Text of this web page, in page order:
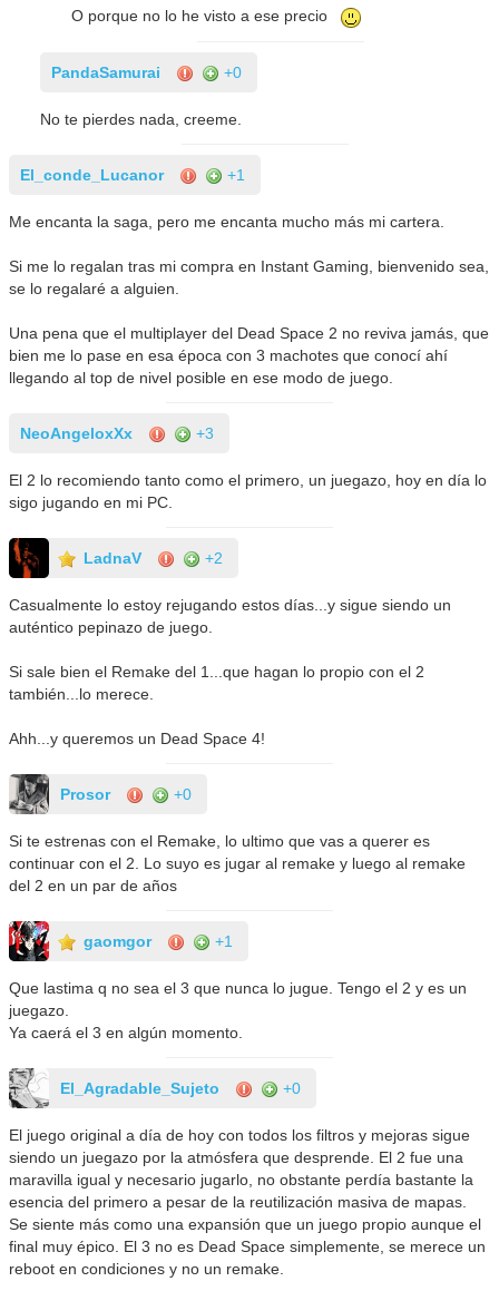
O porque no lo he visto a ese precio
PandaSamurai +0
No te pierdes nada, creeme.
El_conde_Lucanor +1
Me encanta la saga, pero me encanta mucho más mi cartera.
Si me lo regalan tras mi compra en Instant Gaming, bienvenido sea,
se lo regalaré a alguien.
Una pena que el multiplayer del Dead Space 2 no reviva jamás, que
bien me lo pase en esa época con 3 machotes que conocí ahí
llegando al top de nivel posible en ese modo de juego.
NeoAngeloxXx +3
El 2 lo recomiendo tanto como el primero, un juegazo, hoy en día lo
sigo jugando en mi PC.
LadnaV +2
Casualmente lo estoy rejugando estos días...y sigue siendo un
auténtico pepinazo de juego.
Si sale bien el Remake del 1...que hagan lo propio con el 2
también...lo merece.
Ahh...y queremos un Dead Space 4!
Prosor +0
Si te estrenas con el Remake, lo ultimo que vas a querer es
continuar con el 2. Lo suyo es jugar al remake y luego al remake
del 2 en un par de años
gaomgor +1
Que lastima q no sea el 3 que nunca lo jugue. Tengo el 2 y es un
juegazo.
Ya caerá el 3 en algún momento.
El_Agradable_Sujeto +0
El juego original a día de hoy con todos los filtros y mejoras sigue
siendo un juegazo por la atmósfera que desprende. El 2 fue una
maravilla igual y necesario jugarlo, no obstante perdía bastante la
esencia del primero a pesar de la reutilización masiva de mapas.
Se siente más como una expansión que un juego propio aunque el
final muy épico. El 3 no es Dead Space simplemente, se merece un
reboot en condiciones y no un remake.